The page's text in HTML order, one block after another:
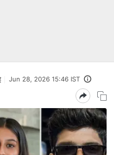
Jun 28, 2026 15:46 IST